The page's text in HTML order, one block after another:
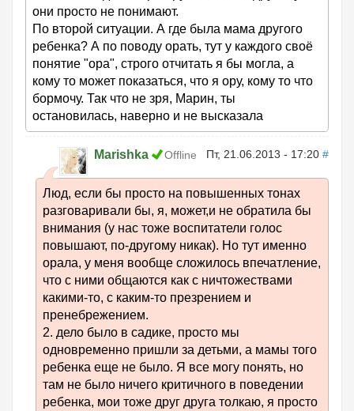
они просто не понимают.
По второй ситуации. А где была мама другого
ребенка? А по поводу орать, тут у каждого своё
понятие "ора", строго отчитать я бы могла, а
кому то может показаться, что я ору, кому то что
бормочу. Так что не зря, Марин, ты
остановилась, наверно и не высказала
Marishka Offline Пт, 21.06.2013 - 17:20 #
Люд, если бы просто на повышенных тонах
разговаривали бы, я, может,и не обратила бы
внимания (у нас тоже воспитатели голос
повышают, по-другому никак). Но тут именно
орала, у меня вообще сложилось впечатление,
что с ними общаются как с ничтожествами
какими-то, с каким-то презрением и
пренебрежением.
2. дело было в садике, просто мы
одновременно пришли за детьми, а мамы того
ребенка еще не было. Я все могу понять, но
там не было ничего критичного в поведении
ребенка, мои тоже друг друга толкаю, я просто